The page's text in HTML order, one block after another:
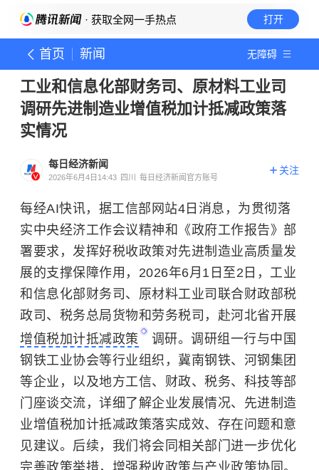
· 获取全网一手热点 打开
首页 新闻 无障碍
工业和信息化部财务司、原材料工业司
调研先进制造业增值税加计抵减政策落
实情况
每日经济新闻
2026年6月4日14:43 四川 每日经济新闻官方账号
关注
每经AI快讯，据工信部网站4日消息，为贯彻落
实中央经济工作会议精神和《政府工作报告》部
署要求，发挥好税收政策对先进制造业高质量发
展的支撑保障作用，2026年6月1日至2日，工业
和信息化部财务司、原材料工业司联合财政部税
政司、税务总局货物和劳务税司，赴河北省开展
增值税加计抵减政策
调研。调研组一行与中国
钢铁工业协会等行业组织，冀南钢铁、河钢集团
等企业，以及地方工信、财政、税务、科技等部
门座谈交流，详细了解企业发展情况、先进制造
业增值税加计抵减政策落实成效、存在问题和意
见建议。后续，我们将会同相关部门进一步优化
完善政策举措，增强税收政策与产业政策协同。